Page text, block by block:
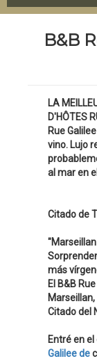
B&B
LA
D'HÔTES
Rue
vino. Lujo
al mar en
Citado de
más
El B&B
Citado del
Entré en
Galilee de